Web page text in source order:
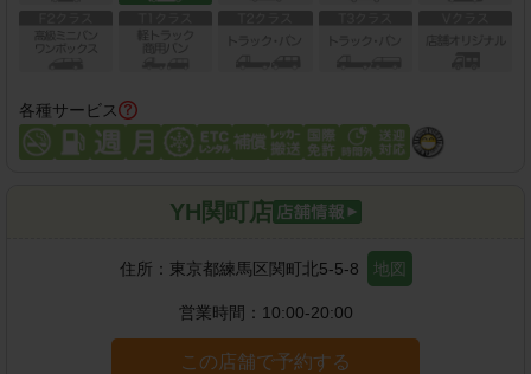
各種サービス
YH関町店
住所： 東京都練馬区関町北5-5-8 地図
営業時間： 10:00-20:00
この店舗で予約する